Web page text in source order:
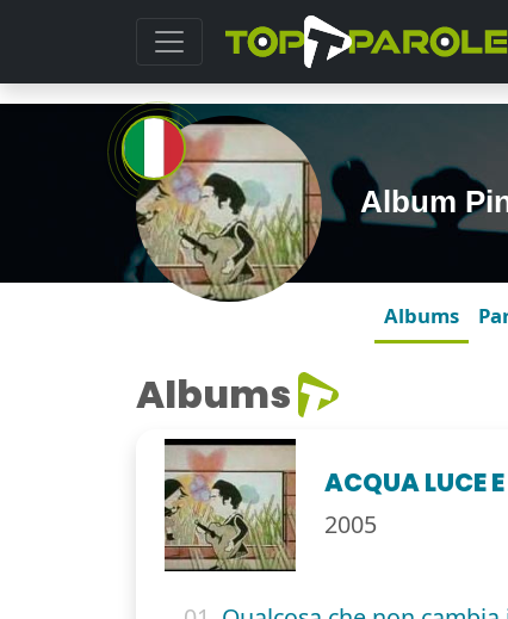
Album
Albums
Albums
ACQUA LUCE
2005